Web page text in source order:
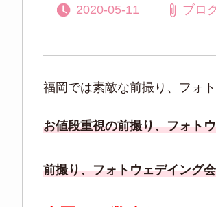
2020-05-11 ブロ
福岡では素敵な前撮り、フォ
お値段重視の前撮り、フォト
前撮り、フォトウェデイング